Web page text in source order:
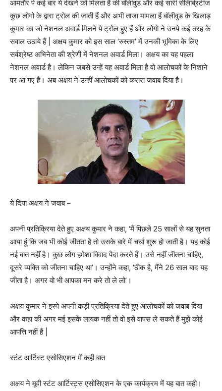
आमतौर पे कई बार ये देखने को मिलता हैं की बॉलीवुड और कई सारी सेलिब्रिटीज
कुछ लोगो के द्वारा ट्रोल की जाती हैं और अभी ताजा मामला हैं बॉलीवुड के खिलाड़
कुमार का जो नेशनल अवार्ड मिलने पे ट्रोल हुए हैं और लोगो ने उनपे कई तरह के
सवाल उठाये हैं | अक्षय कुमार को इस साल ‘रुस्‍तम’ में उनकी भूमिका के लिए
सर्वश्रेष्‍ठ अभिनेता की श्रेणी में नेशनल अवार्ड मिला। अक्षय का यह पहला
नेशनल अवार्ड है। लेकिन जबसे उन्‍हें यह अवार्ड मिला है वो आलोचकों के निशाने
पर आ गए हैं। अब अक्षय ने उन्‍हीं आलोचकों को करारा जवाब दिया है।
ये दिया अक्षय ने जवाब –
अपनी प्रतिक्रिया देते हुए अक्षय कुमार ने कहा, ‘मैं पिछले 25 सालों से यह सुनता
आया हूं कि जब भी कोई जीतता है तो उसके बारे में चर्चा शुरू हो जाती है। यह कोई
नई बात नहीं है। कुछ लोग हमेशा विवाद पैदा करते हैं। उसे नहीं जीतना चाहिए,
दूसरे व्यक्ति को जीतना चाहिए था’। उन्होंने कहा, ‘ठीक है, मैंने 26 साल बाद यह
जीता है। अगर वो भी आपका मन करे तो ले लो’।
अक्षय कुमार ने इस्पे अपनी कड़ी प्रतिक्रिया देते हुए आलोचकों को जवाब दिया
और कहा की अगर मई इसके लायक नहीं तो वो इसे वापस ले सकते हैं मुझे कोई
आपत्ति नहीं हैं |
स्टंट आर्टिस्ट एसोसिएशन में कही बात
अक्षय ने मूवी स्टंट आर्टिस्ट्स एसोसिएशन के एक कार्यक्रम में यह बात कही।